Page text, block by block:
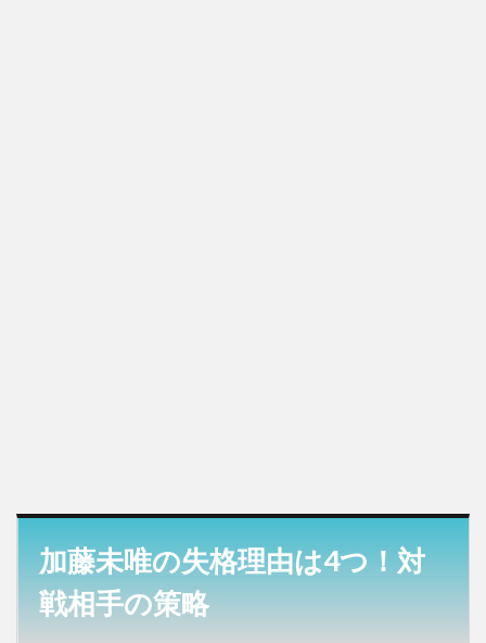
加藤未唯の失格理由は4つ！対
戦相手の策略